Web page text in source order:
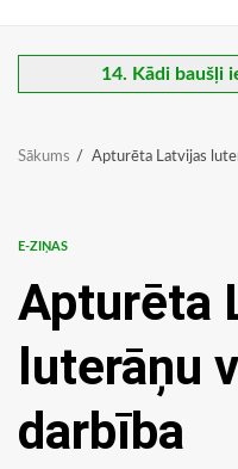
14. Kādi baušļi
Sākums Apturēta Latvijas
E-ZIŅAS
Apturēta
luterāņu
darbība